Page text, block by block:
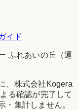
イド
ふれあいの丘（運
、株式会社Kogera
る確認が完了して
・集計しません。